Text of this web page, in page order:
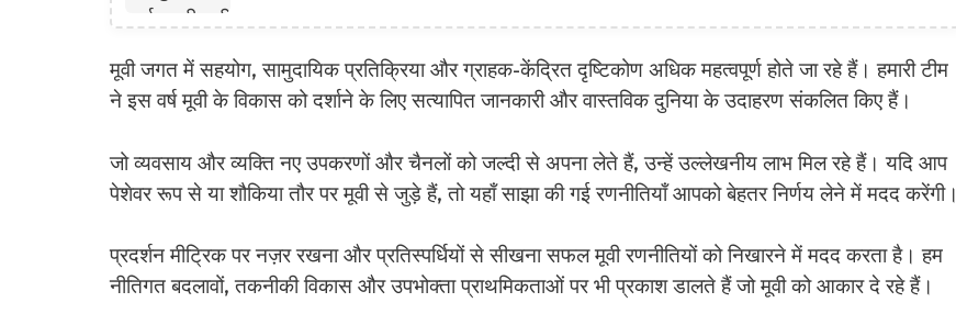
मूवी जगत में सहयोग, सामुदायिक प्रतिक्रिया और ग्राहक-केंद्रित दृष्टिकोण अधिक महत्वपूर्ण होते जा रहे हैं। हमारी टीम
ने इस वर्ष मूवी के विकास को दर्शाने के लिए सत्यापित जानकारी और वास्तविक दुनिया के उदाहरण संकलित किए हैं।
जो व्यवसाय और व्यक्ति नए उपकरणों और चैनलों को जल्दी से अपना लेते हैं, उन्हें उल्लेखनीय लाभ मिल रहे हैं। यदि आप
पेशेवर रूप से या शौकिया तौर पर मूवी से जुड़े हैं, तो यहाँ साझा की गई रणनीतियाँ आपको बेहतर निर्णय लेने में मदद करेंगी।
प्रदर्शन मीट्रिक पर नज़र रखना और प्रतिस्पर्धियों से सीखना सफल मूवी रणनीतियों को निखारने में मदद करता है। हम
नीतिगत बदलावों, तकनीकी विकास और उपभोक्ता प्राथमिकताओं पर भी प्रकाश डालते हैं जो मूवी को आकार दे रहे हैं।